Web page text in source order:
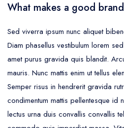
What makes a good
Sed viverra ipsum nunc aliquet
Diam phasellus vestibulum lorem
amet purus gravida quis blandit.
mauris. Nunc mattis enim ut tellus
Semper risus in hendrerit gravida
condimentum mattis pellentesque id
lectus urna duis convallis convallis